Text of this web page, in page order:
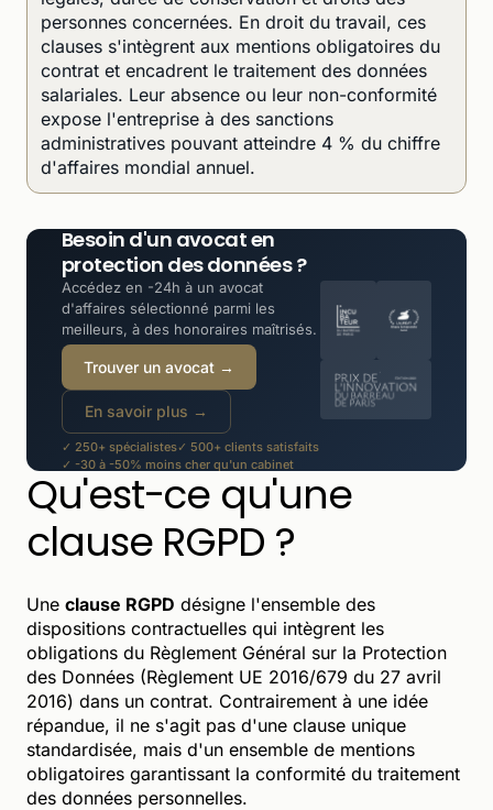
personnes concernées. En droit du travail, ces
clauses s'intègrent aux mentions obligatoires du
contrat et encadrent le traitement des données
salariales. Leur absence ou leur non-conformité
expose l'entreprise à des sanctions
administratives pouvant atteindre 4 % du chiffre
d'affaires mondial annuel.
Besoin d'un avocat en
protection des données ?
Accédez en -24h à un avocat
d'affaires sélectionné parmi les
meilleurs, à des honoraires maîtrisés.
Trouver un avocat →
En savoir plus →
✓ 250+ spécialistes✓ 500+ clients satisfaits
✓ -30 à -50% moins cher qu'un cabinet
Qu'est-ce qu'une
clause RGPD ?
Une clause RGPD désigne l'ensemble des
dispositions contractuelles qui intègrent les
obligations du Règlement Général sur la Protection
des Données (Règlement UE 2016/679 du 27 avril
2016) dans un contrat. Contrairement à une idée
répandue, il ne s'agit pas d'une clause unique
standardisée, mais d'un ensemble de mentions
obligatoires garantissant la conformité du traitement
des données personnelles.